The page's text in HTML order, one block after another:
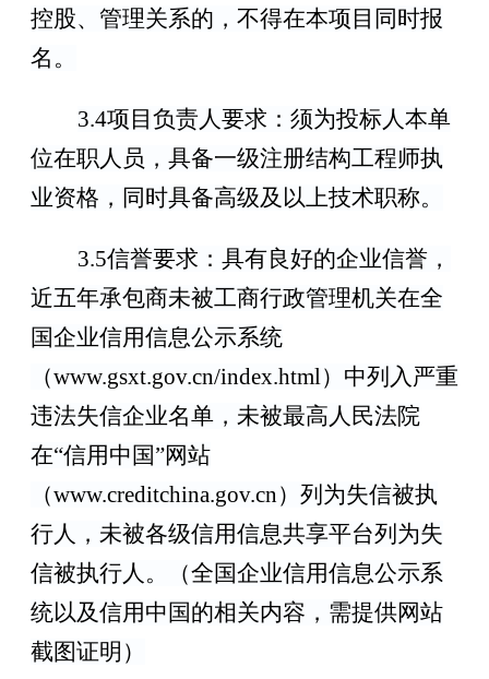
控股、管理关系的，不得在本项目同时报
名。
3.4项目负责人要求： 须为投标人本单
位在职人员，具备一级注册结构工程师执
业资格，同时具备高级及以上技术职称。
3.5信誉要求：具有良好的企业信誉，
近五年承包商未被工商行政管理机关在全
国企业信用信息公示系统
（www.gsxt.gov.cn/index.html）中列入严重
违法失信企业名单，未被最高人民法院
在“信用中国”网站
（www.creditchina.gov.cn）列为失信被执
行人，未被各级信用信息共享平台列为失
信被执行人。（全国企业信用信息公示系
统以及信用中国的相关内容，需提供网站
截图证明）